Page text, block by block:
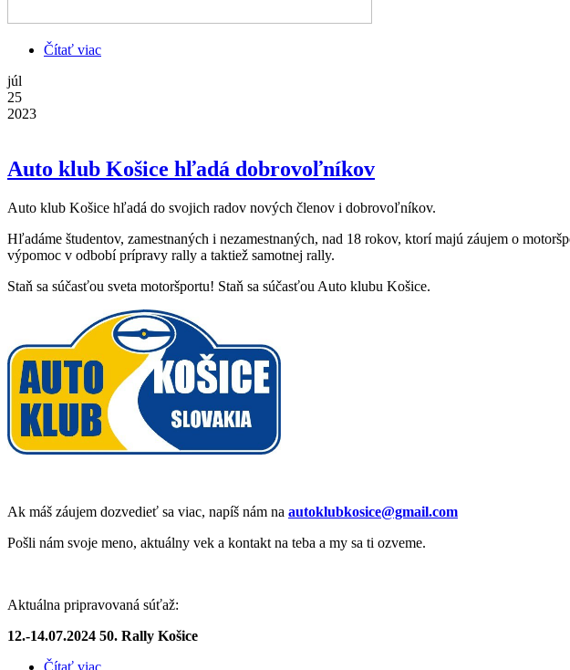
Čítať viac
júl
25
2023
Auto klub Košice hľadá dobrovoľníkov
Auto klub Košice hľadá do svojich radov nových členov i dobrovoľníkov.
Hľadáme študentov, zamestnaných i nezamestnaných, nad 18 rokov, ktorí majú záujem o
výpomoc v odbobí prípravy rally a taktiež samotnej rally.
Staň sa súčasťou sveta motoršportu! Staň sa súčasťou Auto klubu Košice.
Ak máš záujem dozvedieť sa viac, napíš nám na autoklubkosice@gmail.com
Pošli nám svoje meno, aktuálny vek a kontakt na teba a my sa ti ozveme.
Aktuálna pripravovaná súťaž:
12.-14.07.2024 50. Rally Košice
Čítať viac